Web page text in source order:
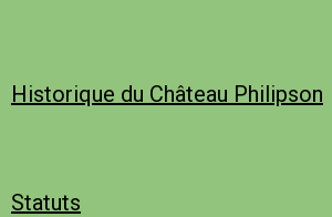
Historique du Château Philipson
Statuts